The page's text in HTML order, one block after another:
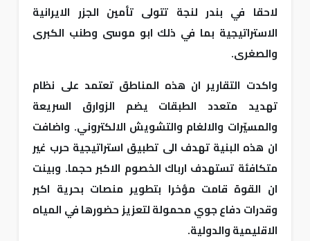
لاحقا في بندر لنجة تتولى تأمين الجزر الايرانية
الاستراتيجية بما في ذلك ابو موسى وطنب الكبرى
والصغرى.
واكدت التقارير ان هذه المناطق تعتمد على نظام
تهديد متعدد الطبقات يضم الزوارق السريعة
والمسيّرات والالغام والتشويش الالكتروني. واضافت
ان هذه البنية تهدف الى تطبيق استراتيجية حرب غير
متكافئة تستهدف ارباك الخصوم الاكبر حجما. وبينت
ان القوة قامت مؤخرا بتطوير منصات بحرية اكبر
وقدرات دفاع جوي محمولة لتعزيز حضورها في المياه
الاقليمية والدولية.